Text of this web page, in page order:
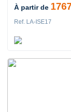
À partir de
Ref. LA-ISE17